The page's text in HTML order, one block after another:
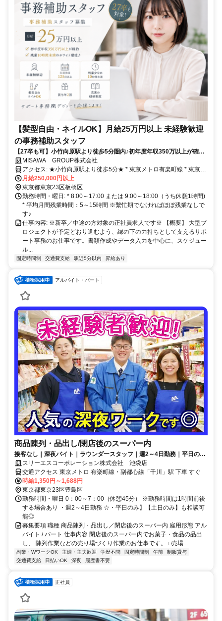
【髪型自由・ネイルOK】月給25万円以上 未経験歓迎
の事務補助スタッフ
【27卒も可】小竹向原駅より徒歩5分圏内♪初年度年収350万以上が確約♪
年間休日125日・残業10時間未満のホワイト環境で、正社員採用として
サポート事務職デビューしてください！
MISAWA GROUP株式会社
アクセス: ★小竹向原駅より徒歩5分★ * 東京メトロ有楽町線 * 東京メ
トロ副都心線 * 西武有楽町線
月給250,000円以上
東京都東京23区板橋区
勤務時間・曜日: * 8:00～17:00 または 9:00～18:00（うち休憩1時間)
* 平均月間残業時間：5～15時間 ※繫忙期でなければほぼ残業なしで
す♪
仕事内容: ※新卒／中途の方対象の正社員求人です※ 【概要】 大型プ
ロジェクトが予定どおり進むよう、縁の下の力持ちとして支えるサポ
ート事務のお仕事です。書類作成やデータ入力を中心に、スケジュー
ル...
固定時間制 交通費支給 駅近5分以内 昇給あり
アルバイト・パート
商品陳列・品出し/閉店後のスーパー内
接客なし｜深夜バイト｜ラウンダースタッフ｜週2～4日勤務｜平日の
み・土日のみ相談可｜WワークOK
スリーエスコーポレーション株式会社 池袋店
交通アクセス 東京メトロ 有楽町線・副都心線「千川」駅 下車 すぐ
時給1,350円～1,688円
東京都東京23区豊島区
勤務時間・曜日 0：00～7：00（休憩45分） ※勤務時間は1時間前後
する場合あり ・週2～4日勤務 ☆・平日のみ】【土日のみ】も相談可
能◎
募集要項 職種 商品陳列・品出し／閉店後のスーパー内 雇用形態 アル
バイト / パート 仕事内容 閉店後のスーパー内でお菓子・食品の品出
し、 陳列作業などの売り場づくり作業のお仕事です。 □売場...
副業・WワークOK 主婦・主夫歓迎 学歴不問 固定時間制 午前
制服貸与
交通費支給
日払いOK 深夜 履歴書不要
正社員